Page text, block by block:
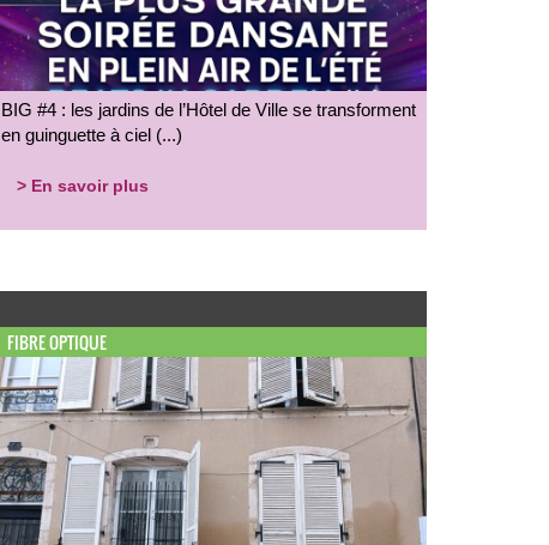
BIG #4 : les jardins de l’Hôtel de Ville se transforment
en guinguette à ciel (...)
> En savoir plus
FIBRE OPTIQUE